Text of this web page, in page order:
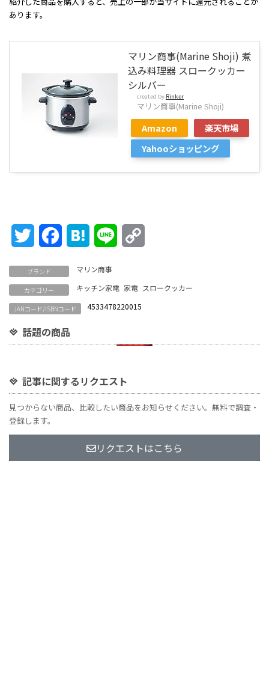
あります。
マリン商事(Marine Shoji) 煮
込み料理器 スロークッカー
シルバー
created by Rinker
マリン商事(Marine Shoji)
Amazon
楽天市場
Yahooショッピング
Twitter FacebookHatena Line
ブランド マリン商事
カテゴリー キッチン家電 家電 スロークッカー
JANコード/ISBNコード 4533478220015
話題の商品
記事に関するリクエスト
見つからない商品、比較したい商品をお知らせください。無料で調査・
登録します。
リクエストはこちら